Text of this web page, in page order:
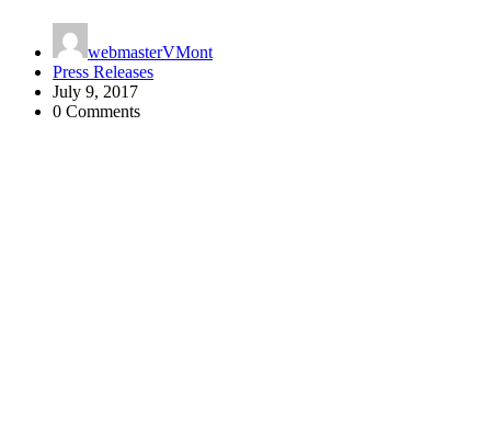
webmasterVMont
Press Releases
July 9, 2017
0 Comments